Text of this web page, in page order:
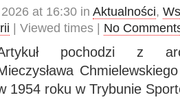
at 16:30 in Aktualności,
| Viewed times | No
pochodzi z
1954 roku w Trybunie